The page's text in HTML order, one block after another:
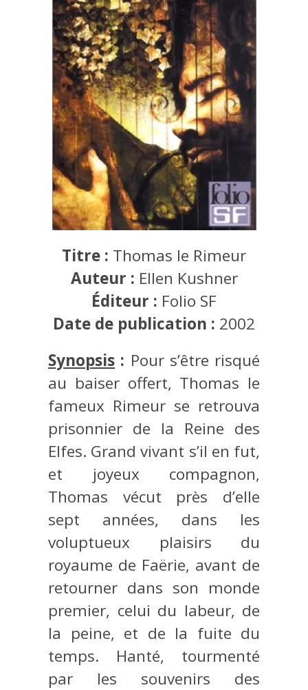
Titre : Thomas le Rimeur
Auteur : Ellen Kushner
Éditeur : Folio SF
Date de publication : 2002
Synopsis : Pour s’être risqué
au baiser offert, Thomas le
fameux Rimeur se retrouva
prisonnier de la Reine des
Elfes. Grand vivant s’il en fut,
et joyeux compagnon,
Thomas vécut près d’elle
sept années, dans les
voluptueux plaisirs du
royaume de Faërie, avant de
retourner dans son monde
premier, celui du labeur, de
la peine, et de la fuite du
temps. Hanté, tourmenté
par les souvenirs des